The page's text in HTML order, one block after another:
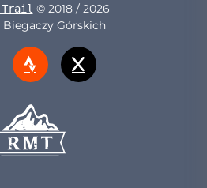
Trail © 2018 / 2026
Biegaczy Górskich